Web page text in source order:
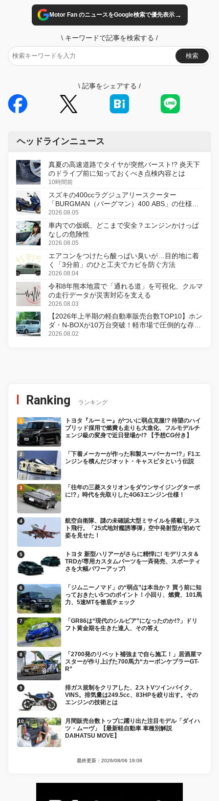
Motor Fan のニュースをGoogle検索で優先表示→
\ キーワードで記事を検索する /
検索
\ 記事をシェアする /
ヘッドラインニュース
真夏の高速道路でタイヤが突然バースト!? 炎天下
のドライブ前に知っておくべき点検内容とは
10時間前
スズキの400ccラグジュアリースクーター
「BURGMAN（バーグマン）400 ABS」の仕様を
変更し、8月18日に発売
2026.08.05
車内での仮眠、どこまで安全？エンジンかけっぱ
なしの危険性
2026.08.05
エアコンをつけたら酸っぱい臭いが…目的地に着
く「3分前」のひと工夫でカビを防ぐ方法
2026.08.04
令和8年熊本地震で「通れる道」を可視化、クルマ
の走行データが災害対応を支える
2026.08.03
【2026年上半期の軽自動車販売台数TOP10】ホン
ダ・N-BOXが10万台突破！軽市場で圧倒的な存在
感
2026.08.02
Ranking ランキング
トヨタ『ルーミー』がついに弱点克服!? 待望のハイ
ブリッド採用で燃費も走りも大進化、フルモデルチ
ェンジ級の変身で近日登場か!? 【予想CG付き】
「下着メーカーが作った和製スーパーカー!?」F1エ
ンジンを積んだジオット・キャスピタという伝説
「往年の三菱スタリオンをダウンサイジングターボ
に!?」時代を先取りした4G63エンジン仕様！
航空自衛隊、謎の未確認大型ミサイルを搭載しテス
ト飛行。「25式地対艦誘導弾」空中発射型が初めて
姿を見せた！
トヨタ 新型ハリアーがさらに精悍に! モデリスタ＆
TRDが専用カスタムパーツを一斉発売、スポーティ
さを大幅パワーアップ!
「ジムニーノマド」の“弱点”は本当か？ 買う前に知
っておきたい5つのポイント！小回り、燃費、101馬
力、5速MTを徹底チェック
「GR86は“現代のシルビア”になったのか!?」ドリ
フト黄金期を生きた達人、その答え
「2700発のリベット補強まで自ら施工！」居酒屋マ
スターが作り上げた700馬力“カーボンケブラーGT-
R”
排ガス規制をクリアした、2ストVツインバイク、
VINS。排気量は249.5cc、83HPを絞り出す。その
エンジンの技術とは
月間販売台数トップに躍り出た注目モデル「ダイハ
ツ・ムーヴ」【最新軽自動車 車種別解説
DAIHATSU MOVE】
最終更新：2026/08/06 19:08